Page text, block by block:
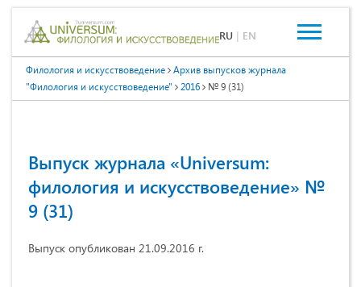
RU | EN
Филология и искусствоведение
Архив выпусков журнала
"Филология и искусствоведение"
2016 № 9 (31)
Выпуск журнала «Universum:
филология и искусствоведение» №
9 (31)
Выпуск опубликован 21.09.2016 г.